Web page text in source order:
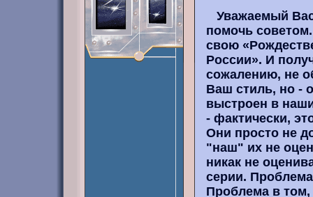
Уважаемый
помочь
свою
России». И
сожалению, не
Ваш стиль, но -
выстроен в
- фактически,
Они просто не
"наш" их не
никак не
серии.
Проблема в